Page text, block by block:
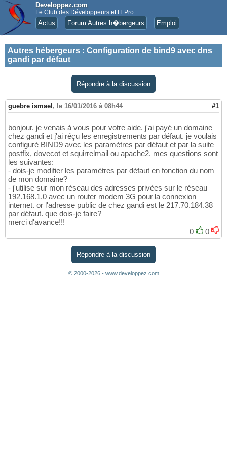
Developpez.com
Le Club des Développeurs et IT Pro
Actus Forum Autres h�bergeurs Emploi
Autres hébergeurs : Configuration de bind9 avec dns
gandi par défaut
Répondre à la discussion
guebre ismael , le 16/01/2016 à 08h44 #1
bonjour. je venais à vous pour votre aide. j'ai payé un domaine
chez gandi et j'ai réçu les enregistrements par défaut. je voulais
configuré BIND9 avec les paramètres par défaut et par la suite
postfix, dovecot et squirrelmail ou apache2. mes questions sont
les suivantes:
- dois-je modifier les paramètres par défaut en fonction du nom
de mon domaine?
- j'utilise sur mon réseau des adresses privées sur le réseau
192.168.1.0 avec un router modem 3G pour la connexion
internet. or l'adresse public de chez gandi est le 217.70.184.38
par défaut. que dois-je faire?
merci d'avance!!!
0
0
Répondre à la discussion
© 2000-2026 - www.developpez.com